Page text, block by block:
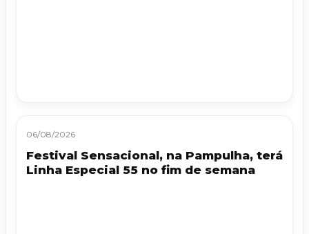
06/08/2026
Festival Sensacional, na Pampulha, terá
Linha Especial 55 no fim de semana